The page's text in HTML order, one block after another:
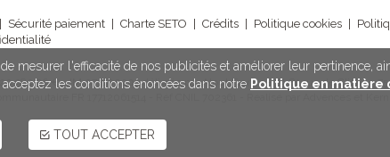
Sécurité paiement Charte SETO Crédits Politique cookies
980,96 € - IM 075100203 délivrée par Atout France - 79-81 rue de Clichy -
FR 17712061514 - Réf CNIL 702361 - Réalisé par Advences et Kernix
mesurer l'efficacité de nos publicités et améliorer leur pertinence,
les conditions énoncées dans notre Politique en matière
TOUT ACCEPTER